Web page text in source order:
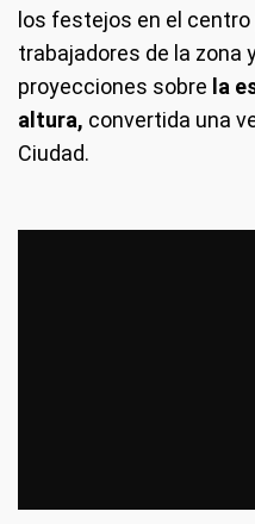
los festejos en el
trabajadores de la zona
proyecciones sobre la
altura, convertida una
Ciudad.